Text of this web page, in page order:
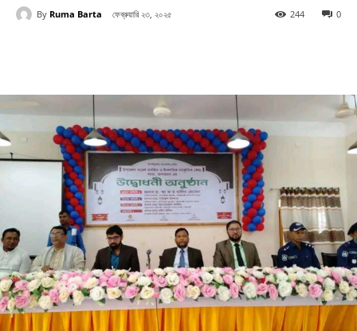
By Ruma Barta ফেব্রুয়ারি ২৩, ২০২৫ 0
244